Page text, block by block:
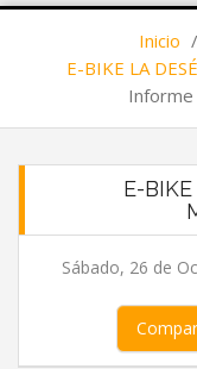
Inicio /
E-BIKE LA
Informe
E-
Sábado, 26 de